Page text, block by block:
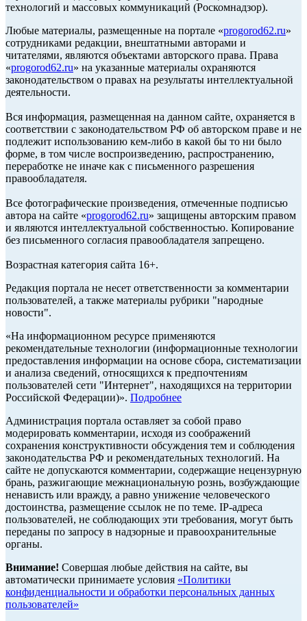
технологий и массовых коммуникаций (Роскомнадзор).
Любые материалы, размещенные на портале «progorod62.ru»
сотрудниками редакции, внештатными авторами и
читателями, являются объектами авторского права. Права
«progorod62.ru» на указанные материалы охраняются
законодательством о правах на результаты интеллектуальной
деятельности.
Вся информация, размещенная на данном сайте, охраняется в
соответствии с законодательством РФ об авторском праве и не
подлежит использованию кем-либо в какой бы то ни было
форме, в том числе воспроизведению, распространению,
переработке не иначе как с письменного разрешения
правообладателя.
Все фотографические произведения, отмеченные подписью
автора на сайте «progorod62.ru» защищены авторским правом
и являются интеллектуальной собственностью. Копирование
без письменного согласия правообладателя запрещено.
Возрастная категория сайта 16+.
Редакция портала не несет ответственности за комментарии
пользователей, а также материалы рубрики "народные
новости".
«На информационном ресурсе применяются
рекомендательные технологии (информационные технологии
предоставления информации на основе сбора, систематизации
и анализа сведений, относящихся к предпочтениям
пользователей сети "Интернет", находящихся на территории
Российской Федерации)». Подробнее
Администрация портала оставляет за собой право
модерировать комментарии, исходя из соображений
сохранения конструктивности обсуждения тем и соблюдения
законодательства РФ и рекомендательных технологий. На
сайте не допускаются комментарии, содержащие нецензурную
брань, разжигающие межнациональную рознь, возбуждающие
ненависть или вражду, а равно унижение человеческого
достоинства, размещение ссылок не по теме. IP-адреса
пользователей, не соблюдающих эти требования, могут быть
переданы по запросу в надзорные и правоохранительные
органы.
Внимание! Совершая любые действия на сайте, вы
автоматически принимаете условия «Политики
конфиденциальности и обработки персональных данных
пользователей»